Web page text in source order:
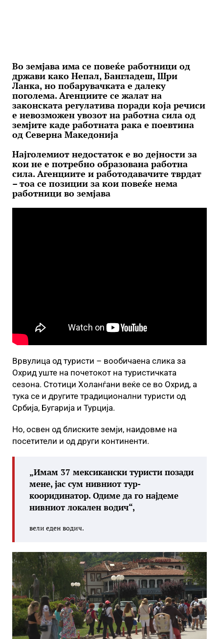
Во земјава има се повеќе работници од
држави како Непал, Бангладеш, Шри
Ланка, но побарувачката е далеку
поголема. Агенциите се жалат на
законската регулатива поради која речиси
е невозможен увозот на работна сила од
земјите каде работната рака е поевтина
од Северна Македонија
Најголемиот недостаток е во дејности за
кои не е потребно образована работна
сила. Агенциите и работодавачите тврдат
– тоа се позиции за кои повеќе нема
работници во земјава
Врвулица од туристи – вообичаена слика за
Охрид уште на почетокот на туристичката
сезона. Стотици Холанѓани веќе се во Охрид, а
тука се и другите традиционални туристи од
Србија, Бугарија и Турција.
Но, освен од блиските земји, наидовме на
посетители и од други континенти.
„Имам 37 мексикански туристи позади
мене, јас сум нивниот тур-
кооридинатор. Одиме да го најдеме
нивниот локален водич“,
вели еден водич.